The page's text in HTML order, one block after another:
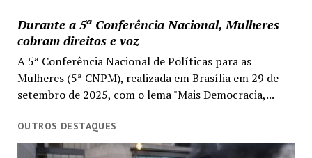
Durante a 5ª Conferência Nacional, Mulheres
cobram direitos e voz
A 5ª Conferência Nacional de Políticas para as
Mulheres (5ª CNPM), realizada em Brasília em 29 de
setembro de 2025, com o lema "Mais Democracia,...
OUTROS DESTAQUES